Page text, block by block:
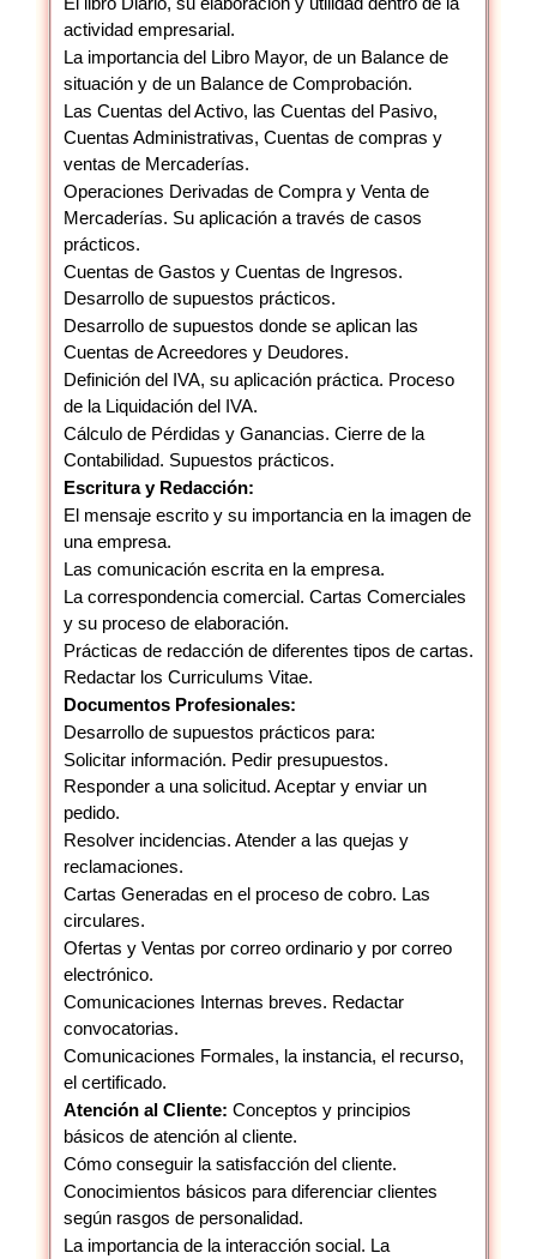
actividad empresarial.
La importancia del Libro Mayor, de un Balance de
situación y de un Balance de Comprobación.
Las Cuentas del Activo, las Cuentas del Pasivo,
Cuentas Administrativas, Cuentas de compras y
ventas de Mercaderías.
Operaciones Derivadas de Compra y Venta de
Mercaderías. Su aplicación a través de casos
prácticos.
Cuentas de Gastos y Cuentas de Ingresos.
Desarrollo de supuestos prácticos.
Desarrollo de supuestos donde se aplican las
Cuentas de Acreedores y Deudores.
Definición del IVA, su aplicación práctica. Proceso
de la Liquidación del IVA.
Cálculo de Pérdidas y Ganancias. Cierre de la
Contabilidad. Supuestos prácticos.
Escritura y Redacción:
El mensaje escrito y su importancia en la imagen de
una empresa.
Las comunicación escrita en la empresa.
La correspondencia comercial. Cartas Comerciales
y su proceso de elaboración.
Prácticas de redacción de diferentes tipos de cartas.
Redactar los Curriculums Vitae.
Documentos Profesionales:
Desarrollo de supuestos prácticos para:
Solicitar información. Pedir presupuestos.
Responder a una solicitud. Aceptar y enviar un
pedido.
Resolver incidencias. Atender a las quejas y
reclamaciones.
Cartas Generadas en el proceso de cobro. Las
circulares.
Ofertas y Ventas por correo ordinario y por correo
electrónico.
Comunicaciones Internas breves. Redactar
convocatorias.
Comunicaciones Formales, la instancia, el recurso,
el certificado.
Atención al Cliente: Conceptos y principios
básicos de atención al cliente.
Cómo conseguir la satisfacción del cliente.
Conocimientos básicos para diferenciar clientes
según rasgos de personalidad.
La importancia de la interacción social. La